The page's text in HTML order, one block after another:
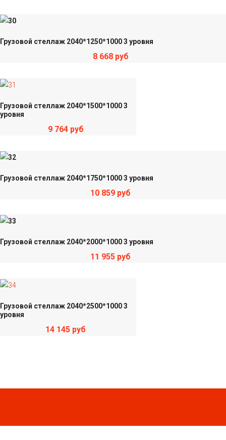
Грузовой стеллаж 2040*1250*1000 3 уровня
8 668 руб
Грузовой стеллаж 2040*1500*1000 3
уровня
9 764 руб
Грузовой стеллаж 2040*1750*1000 3 уровня
10 859 руб
Грузовой стеллаж 2040*2000*1000 3 уровня
11 955 руб
Грузовой стеллаж 2040*2500*1000 3
уровня
14 145 руб